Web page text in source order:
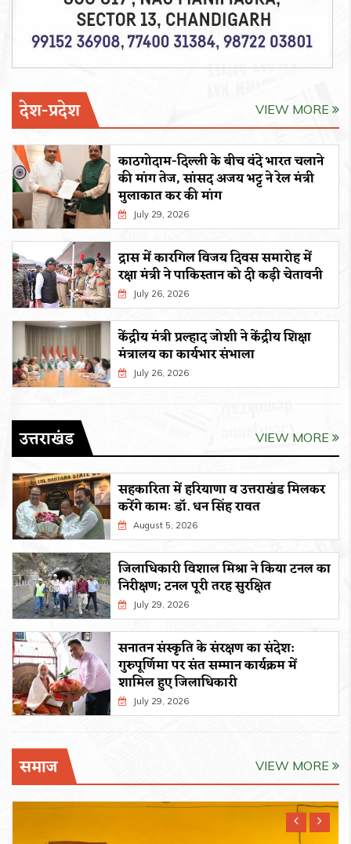
देश-प्रदेश VIEW MORE
काठगोदाम-दिल्ली के बीच वंदे भारत चलाने
की मांग तेज, सांसद अजय भट्ट ने रेल मंत्री
मुलाकात कर की मांग
July 29, 2026
द्रास में कारगिल विजय दिवस समारोह में
रक्षा मंत्री ने पाकिस्तान को दी कड़ी चेतावनी
July 26, 2026
केंद्रीय मंत्री प्रल्हाद जोशी ने केंद्रीय शिक्षा
मंत्रालय का कार्यभार संभाला
July 26, 2026
उत्तराखंड VIEW MORE
सहकारिता में हरियाणा व उत्तराखंड मिलकर
करेंगे कामः डाॅ. धन सिंह रावत
August 5, 2026
जिलाधिकारी विशाल मिश्रा ने किया टनल का
निरीक्षण; टनल पूरी तरह सुरक्षित
July 29, 2026
सनातन संस्कृति के संरक्षण का संदेश:
गुरुपूर्णिमा पर संत सम्मान कार्यक्रम में
शामिल हुए जिलाधिकारी
July 29, 2026
समाज VIEW MORE